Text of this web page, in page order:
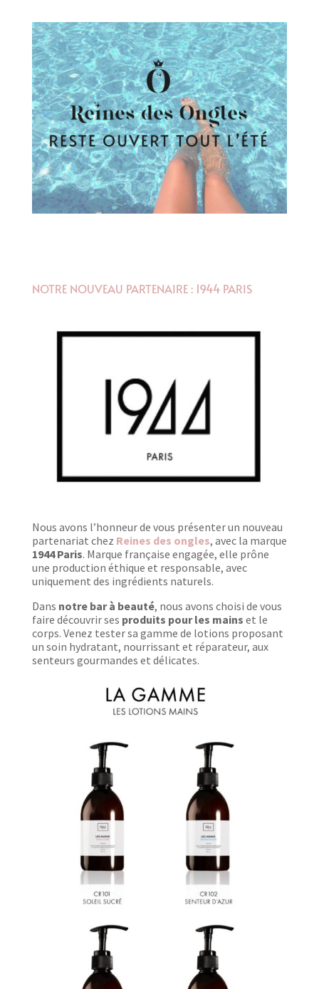
NOTRE NOUVEAU PARTENAIRE : 1944 PARIS
Nous avons l’honneur de vous présenter un nouveau
partenariat chez Reines des ongles, avec la marque
1944 Paris. Marque française engagée, elle prône
une production éthique et responsable, avec
uniquement des ingrédients naturels.
Dans notre bar à beauté, nous avons choisi de vous
faire découvrir ses produits pour les mains et le
corps. Venez tester sa gamme de lotions proposant
un soin hydratant, nourrissant et réparateur, aux
senteurs gourmandes et délicates.